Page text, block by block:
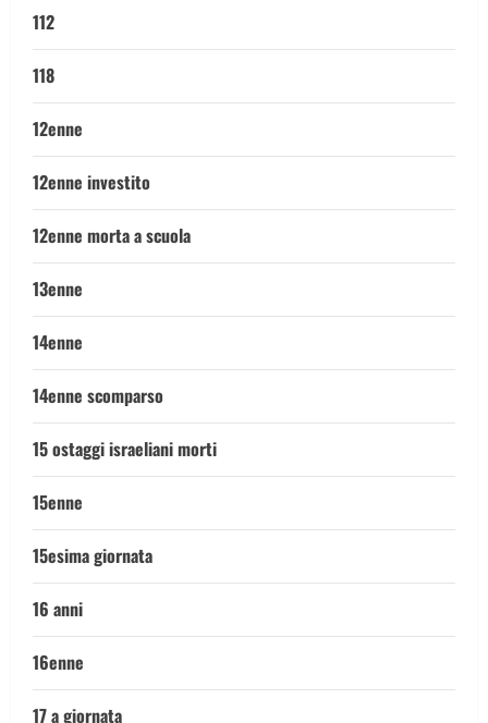
112
118
12enne
12enne investito
12enne morta a scuola
13enne
14enne
14enne scomparso
15 ostaggi israeliani morti
15enne
15esima giornata
16 anni
16enne
17 a giornata